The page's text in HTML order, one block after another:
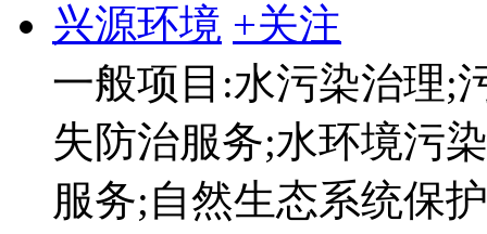
兴源环境 +关注
一般项目:水污染治理;
失防治服务;水环境污
服务;自然生态系统保